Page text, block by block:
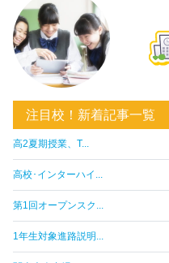
注目校！新着記事一覧
高2夏期授業、T...
高校･インターハイ...
第1回オープンスク...
1年生対象進路説明...